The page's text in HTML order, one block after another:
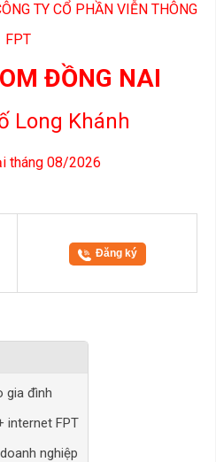
TY CỔ PHẦN VIỄN THÔNG
FPT
ĐỒNG NAI
Long Khánh
tháng 08/2026
Đăng ký
gia đình
internet FPT
nghiệp